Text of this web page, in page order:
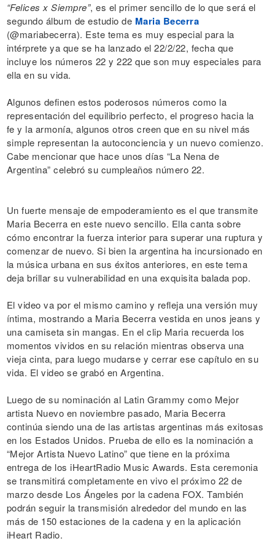
“Felices x Siempre”, es el primer sencillo de lo que será el
segundo álbum de estudio de Maria Becerra
(@mariabecerra). Este tema es muy especial para la
intérprete ya que se ha lanzado el 22/2/22, fecha que
incluye los números 22 y 222 que son muy especiales para
ella en su vida.
Algunos definen estos poderosos números como la
representación del equilibrio perfecto, el progreso hacia la
fe y la armonía, algunos otros creen que en su nivel más
simple representan la autoconciencia y un nuevo comienzo.
Cabe mencionar que hace unos días “La Nena de
Argentina” celebró su cumpleaños número 22.
Un fuerte mensaje de empoderamiento es el que transmite
Maria Becerra en este nuevo sencillo. Ella canta sobre
cómo encontrar la fuerza interior para superar una ruptura y
comenzar de nuevo. Si bien la argentina ha incursionado en
la música urbana en sus éxitos anteriores, en este tema
deja brillar su vulnerabilidad en una exquisita balada pop.
El video va por el mismo camino y refleja una versión muy
íntima, mostrando a Maria Becerra vestida en unos jeans y
una camiseta sin mangas. En el clip Maria recuerda los
momentos vividos en su relación mientras observa una
vieja cinta, para luego mudarse y cerrar ese capítulo en su
vida. El video se grabó en Argentina.
Luego de su nominación al Latin Grammy como Mejor
artista Nuevo en noviembre pasado, Maria Becerra
continúa siendo una de las artistas argentinas más exitosas
en los Estados Unidos. Prueba de ello es la nominación a
“Mejor Artista Nuevo Latino” que tiene en la próxima
entrega de los iHeartRadio Music Awards. Esta ceremonia
se transmitirá completamente en vivo el próximo 22 de
marzo desde Los Ángeles por la cadena FOX. También
podrán seguir la transmisión alrededor del mundo en las
más de 150 estaciones de la cadena y en la aplicación
iHeart Radio.